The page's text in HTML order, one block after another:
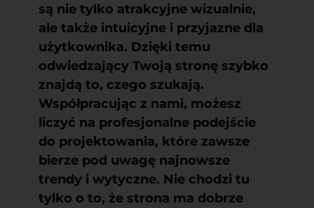
są nie tylko atrakcyjne wizualnie,
ale także intuicyjne i przyjazne dla
użytkownika. Dzięki temu
odwiedzający Twoją stronę szybko
znajdą to, czego szukają.
Współpracując z nami, możesz
liczyć na profesjonalne podejście
do projektowania, które zawsze
bierze pod uwagę najnowsze
trendy i wytyczne. Nie chodzi tu
tylko o to, że strona ma dobrze